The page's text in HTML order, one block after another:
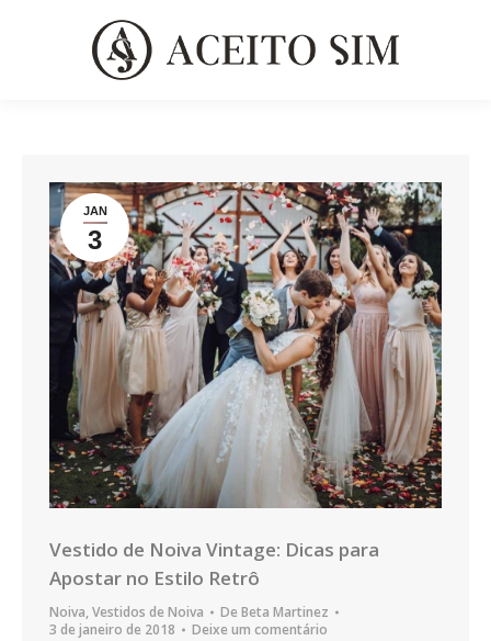
JAN
3
Vestido de Noiva Vintage: Dicas para
Apostar no Estilo Retrô
Noiva,Vestidos de Noiva De Beta Martinez
3 de janeiro de 2018
Deixe um comentário